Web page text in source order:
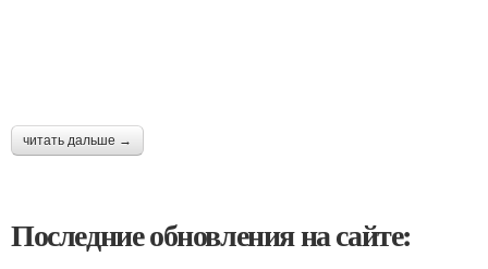
читать дальше →
Последние обновления на сайте: